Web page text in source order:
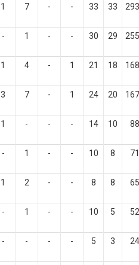
1 7 - - 33 33
- 1 - - 30 29
1 4 - 1 21 18
3 7 - 1 24 20
1 - - - 14 10
- 1 - - 10 8
1 2 - - 8 8
- 1 - - 10 5
- - - - 5 3